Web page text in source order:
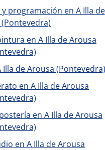
programación en A Illa de
en A Illa de Arousa
Illa de Arousa (Pontevedra)
en A Illa de Arousa
en A Illa de Arousa
en A Illa de Arousa